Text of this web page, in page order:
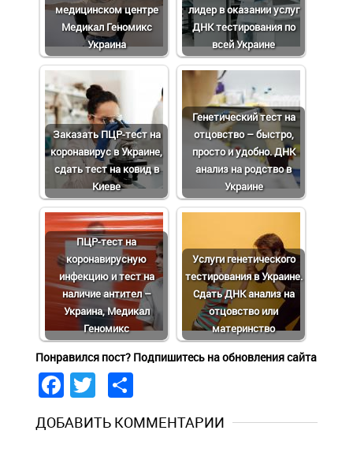
медицинском центре
Медикал Геномикс
Украина
лидер в оказании услуг
ДНК тестирования по
всей Украине
Заказать ПЦР-тест на
коронавирус в Украине,
сдать тест на ковид в
Киеве
Генетический тест на
отцовство – быстро,
просто и удобно. ДНК
анализ на родство в
Украине
ПЦР-тест на
коронавирусную
инфекцию и тест на
наличие антител –
Украина, Медикал
Геномикс
Услуги генетического
тестирования в Украине.
Сдать ДНК анализ на
отцовство или
материнство
Понравился пост? Подпишитесь на обновления сайта
Facebook
Twitter
ДОБАВИТЬ КОММЕНТАРИИ